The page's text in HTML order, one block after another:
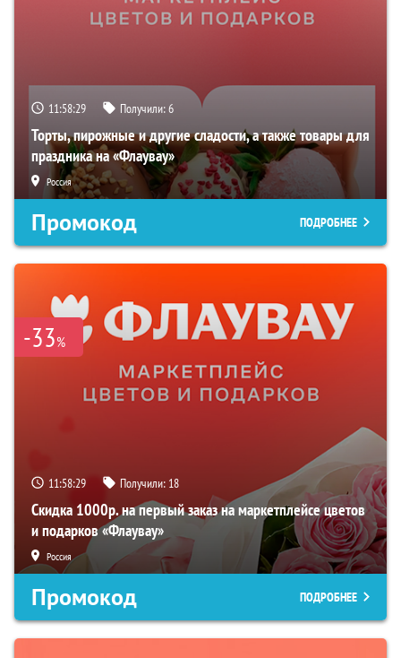
11:58:28 Получили:6
Торты, пирожные и другие сладости, а также товары для
праздника на «Флаувау»
Россия
Промокод ПОДРОБНЕЕ
-33%
11:58:28 Получили: 18
Скидка 1000р. на первый заказ на маркетплейсе цветов
и подарков «Флаувау»
Россия
Промокод ПОДРОБНЕЕ